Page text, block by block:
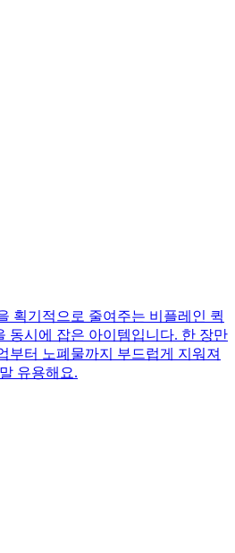
획기적으로 줄여주는 비플레인 퀵
동시에 잡은 아이템입니다. 한 장만
부터 노폐물까지 부드럽게 지워져
유용해요.